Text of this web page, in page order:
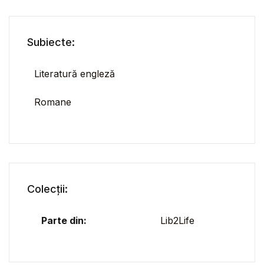
Subiecte:
Literatură engleză
Romane
Colecții:
Parte din: Lib2Life